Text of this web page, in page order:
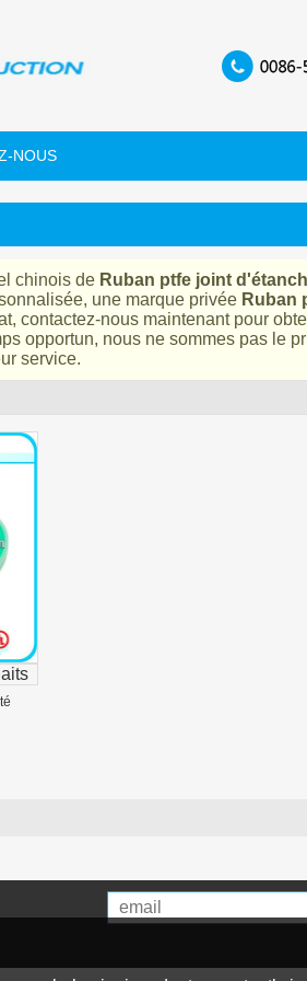
NOUS
chinois de Ruban ptfe joint
une marque privée Ruban
contactez-nous maintenant pour
opportun, nous ne sommes pas le
service.